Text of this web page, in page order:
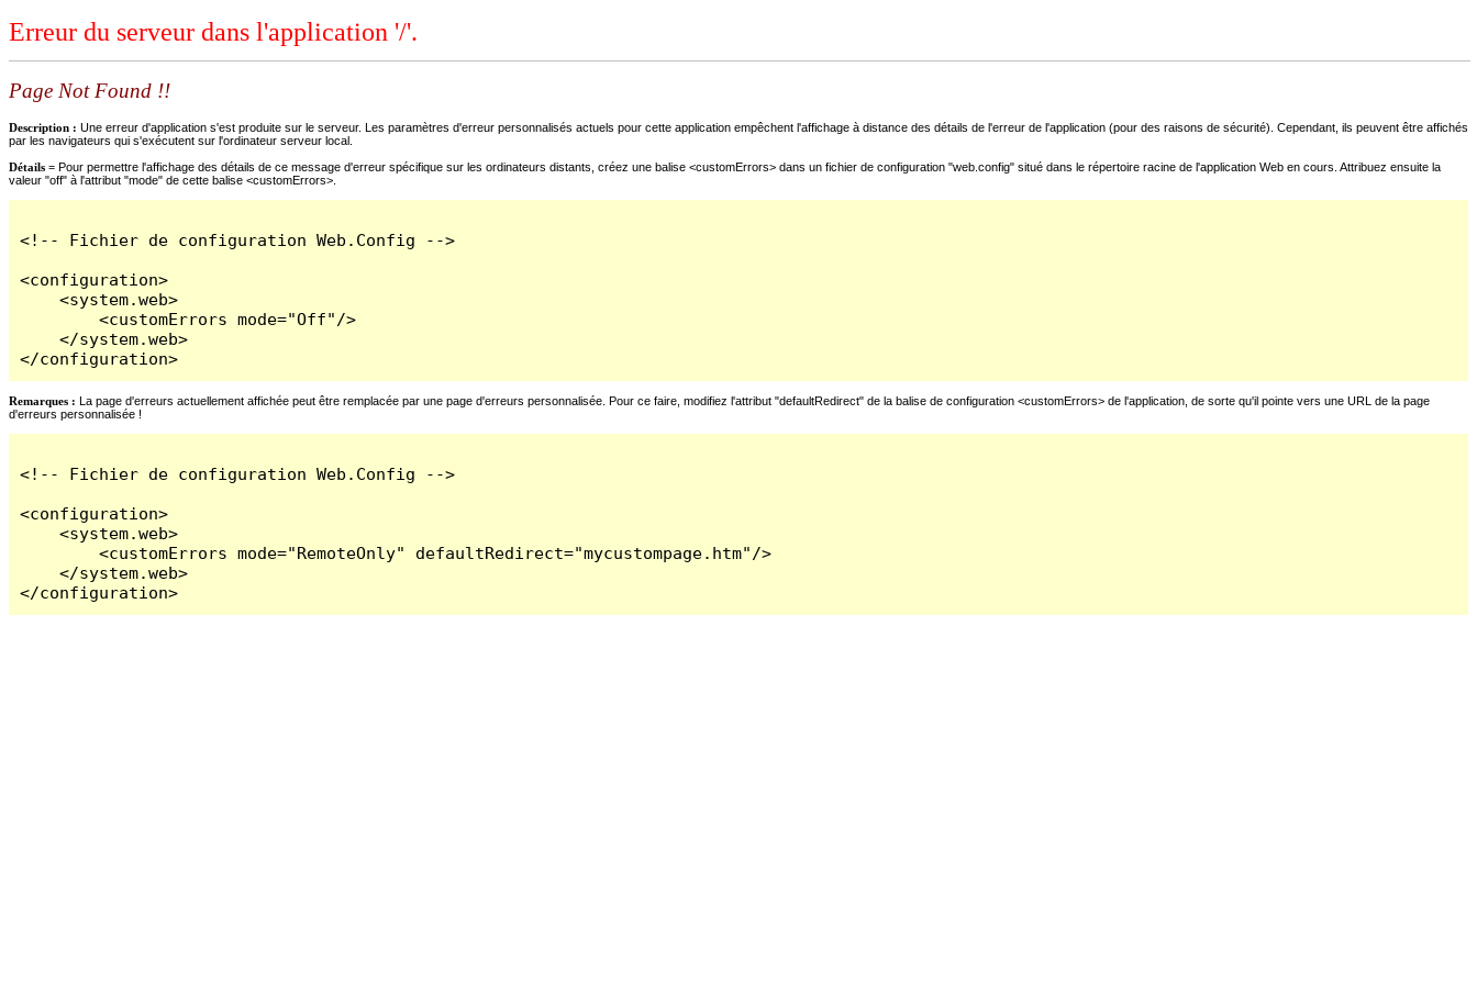
Erreur du serveur dans l'application '/'.
Page Not Found !!
Description : Une erreur d'application s'est produite sur le serveur. Les paramètres d'erreur personnalisés actuels pour cette application empêchent l'affichage à distance des détails de l'erreur de l'application (pour des raisons de sécurité). Cependant, ils peuvent être affichés
par les navigateurs qui s'exécutent sur l'ordinateur serveur local.
Détails = Pour permettre l'affichage des détails de ce message d'erreur spécifique sur les ordinateurs distants, créez une balise <customErrors> dans un fichier de configuration "web.config" situé dans le répertoire racine de l'application Web en cours. Attribuez ensuite la
valeur "off" à l'attribut "mode" de cette balise <customErrors>.
<!-- Fichier de configuration Web.Config -->
<configuration>
    <system.web>
        <customErrors mode="Off"/>
    </system.web>
</configuration>
Remarques : La page d'erreurs actuellement affichée peut être remplacée par une page d'erreurs personnalisée. Pour ce faire, modifiez l'attribut "defaultRedirect" de la balise de configuration <customErrors> de l'application, de sorte qu'il pointe vers une URL de la page
d'erreurs personnalisée !
<!-- Fichier de configuration Web.Config -->
<configuration>
    <system.web>
        <customErrors mode="RemoteOnly" defaultRedirect="mycustompage.htm"/>
    </system.web>
</configuration>